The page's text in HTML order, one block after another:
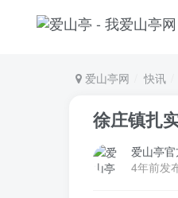
爱山亭网 快讯
徐庄镇扎
爱山亭
4年前发